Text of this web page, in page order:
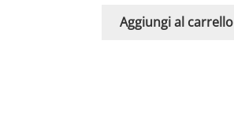
Aggiungi al carrello